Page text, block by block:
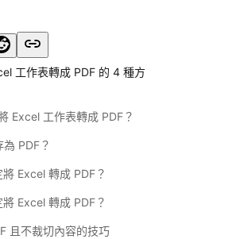
工作表轉成 PDF 的 4 種方
Excel 工作表轉成 PDF？
PDF？
Excel 轉成 PDF？
Excel 轉成 PDF？
且不裁切內容的技巧